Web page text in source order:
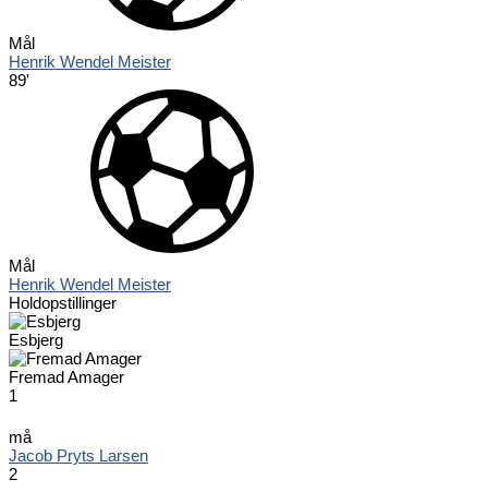
Mål
Henrik Wendel Meister
89'
Mål
Henrik Wendel Meister
Holdopstillinger
Esbjerg
Fremad Amager
1
må
Jacob Pryts Larsen
2